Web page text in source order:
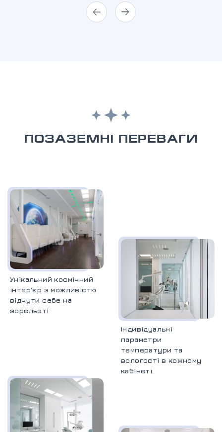
ПОЗАЗЕМНІ ПЕРЕВАГИ
Унікальний космічний
інтерʼєр з можливістю
відчути себе на
зорельоті
Індивідуальні
параметри
температури та
вологості в кожному
кабінеті